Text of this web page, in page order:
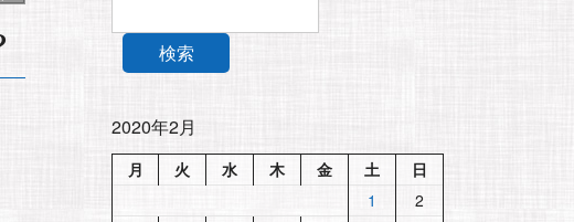
検索
2020年2月
月 火 水 木 金 土
日
1
2